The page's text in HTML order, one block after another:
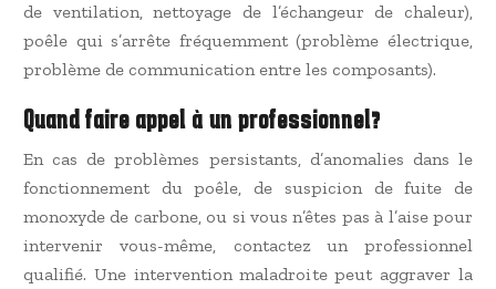
de ventilation, nettoyage de l’échangeur de chaleur),
poêle qui s’arrête fréquemment (problème électrique,
problème de communication entre les composants).
Quand faire appel à un professionnel?
En cas de problèmes persistants, d’anomalies dans le
fonctionnement du poêle, de suspicion de fuite de
monoxyde de carbone, ou si vous n’êtes pas à l’aise pour
intervenir vous-même, contactez un professionnel
qualifié. Une intervention maladroite peut aggraver la